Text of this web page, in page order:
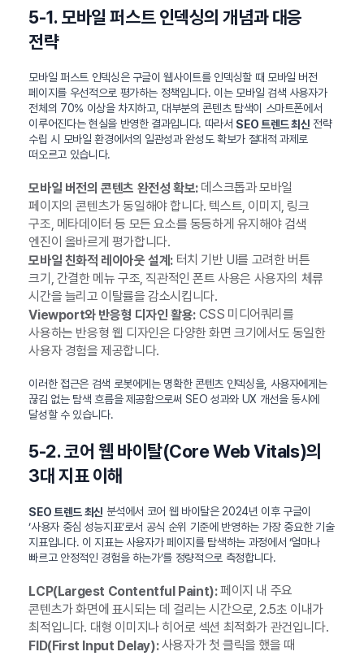
5-1. 모바일 퍼스트 인덱싱의 개념과 대응
전략
모바일 퍼스트 인덱싱은 구글이 웹사이트를 인덱싱할 때 모바일 버전
페이지를 우선적으로 평가하는 정책입니다. 이는 모바일 검색 사용자가
전체의 70% 이상을 차지하고, 대부분의 콘텐츠 탐색이 스마트폰에서
이루어진다는 현실을 반영한 결과입니다. 따라서 SEO 트렌드 최신 전략
수립 시 모바일 환경에서의 일관성과 완성도 확보가 절대적 과제로
떠오르고 있습니다.
모바일 버전의 콘텐츠 완전성 확보:데스크톱과 모바일
페이지의 콘텐츠가 동일해야 합니다. 텍스트, 이미지, 링크
구조, 메타데이터 등 모든 요소를 동등하게 유지해야 검색
엔진이 올바르게 평가합니다.
모바일 친화적 레이아웃 설계:터치 기반 UI를 고려한 버튼
크기, 간결한 메뉴 구조, 직관적인 폰트 사용은 사용자의 체류
시간을 늘리고 이탈률을 감소시킵니다.
Viewport와 반응형 디자인 활용:CSS 미디어쿼리를
사용하는 반응형 웹 디자인은 다양한 화면 크기에서도 동일한
사용자 경험을 제공합니다.
이러한 접근은 검색 로봇에게는 명확한 콘텐츠 인덱싱을, 사용자에게는
끊김 없는 탐색 흐름을 제공함으로써 SEO 성과와 UX 개선을 동시에
달성할 수 있습니다.
5-2. 코어 웹 바이탈(Core Web Vitals)의
3대 지표 이해
SEO 트렌드 최신 분석에서 코어 웹 바이탈은 2024년 이후 구글이
‘사용자 중심 성능지표’로서 공식 순위 기준에 반영하는 가장 중요한 기술
지표입니다. 이 지표는 사용자가 페이지를 탐색하는 과정에서 ‘얼마나
빠르고 안정적인 경험을 하는가’를 정량적으로 측정합니다.
LCP(Largest Contentful Paint):페이지 내 주요
콘텐츠가 화면에 표시되는 데 걸리는 시간으로, 2.5초 이내가
최적입니다. 대형 이미지나 히어로 섹션 최적화가 관건입니다.
FID(First Input Delay):사용자가 첫 클릭을 했을 때